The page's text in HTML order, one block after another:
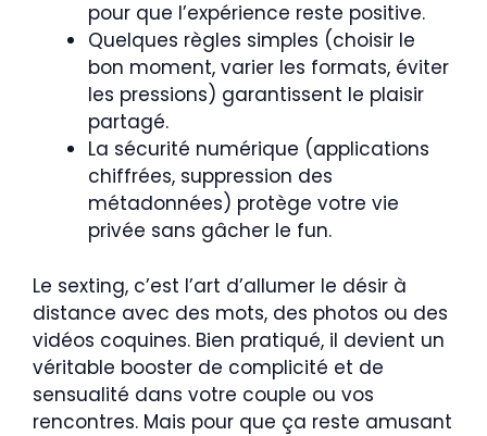
pour que l’expérience reste positive.
Quelques règles simples (choisir le
bon moment, varier les formats, éviter
les pressions) garantissent le plaisir
partagé.
La sécurité numérique (applications
chiffrées, suppression des
métadonnées) protège votre vie
privée sans gâcher le fun.
Le sexting, c’est l’art d’allumer le désir à
distance avec des mots, des photos ou des
vidéos coquines. Bien pratiqué, il devient un
véritable booster de complicité et de
sensualité dans votre couple ou vos
rencontres. Mais pour que ça reste amusant